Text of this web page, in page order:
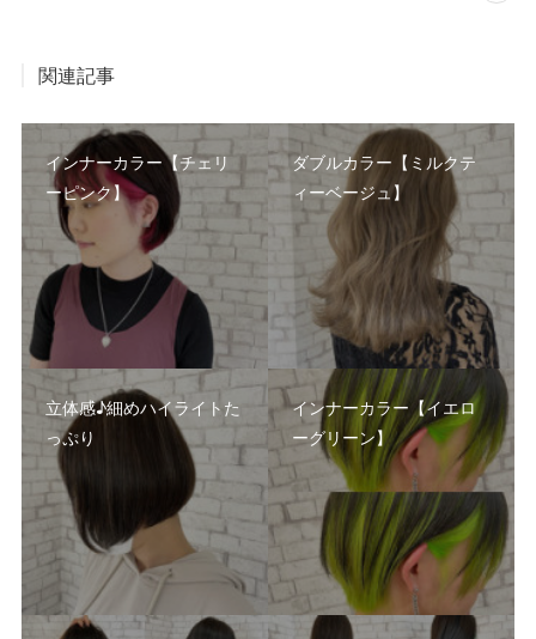
関連記事
インナーカラー【チェリ
ーピンク】
ダブルカラー【ミルクテ
ィーベージュ】
立体感♪細めハイライトた
っぷり
インナーカラー【イエロ
ーグリーン】